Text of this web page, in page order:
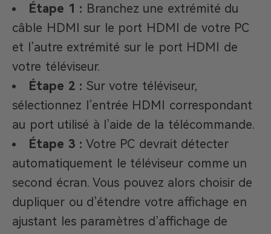
Étape 1 : Branchez une extrémité du
câble HDMI sur le port HDMI de votre PC
et l’autre extrémité sur le port HDMI de
votre téléviseur.
Étape 2 : Sur votre téléviseur,
sélectionnez l’entrée HDMI correspondant
au port utilisé à l’aide de la télécommande.
Étape 3 : Votre PC devrait détecter
automatiquement le téléviseur comme un
second écran. Vous pouvez alors choisir de
dupliquer ou d’étendre votre affichage en
ajustant les paramètres d’affichage de